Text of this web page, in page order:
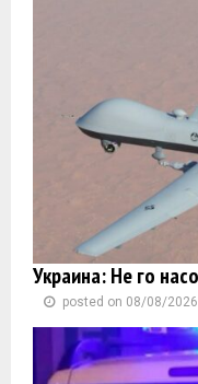
Украина: Не го
posted on 08/08/2026